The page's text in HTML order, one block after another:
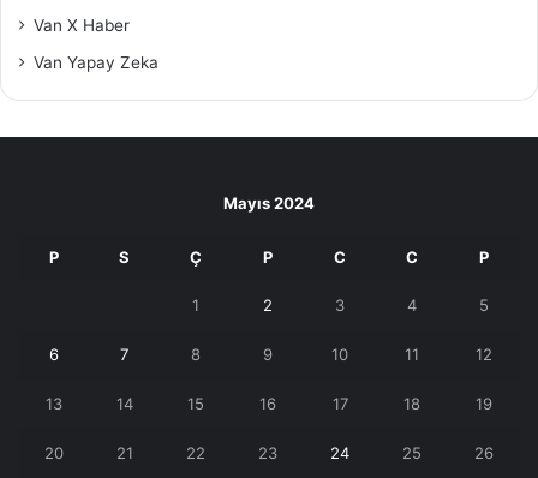
Van X Haber
Van Yapay Zeka
Mayıs 2024
P S Ç P C C P
1 2 3 4 5
6 7 8 9 10 11 12
13 14 15 16 17 18 19
20 21 22 23 24 25 26